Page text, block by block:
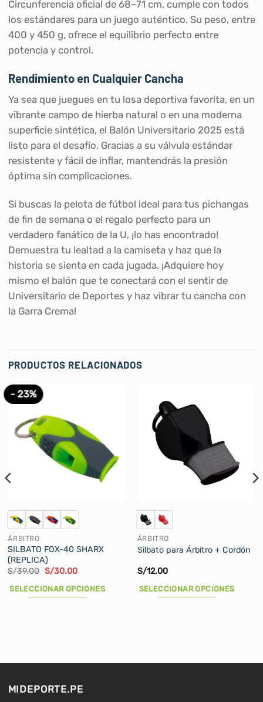
Circunferencia oficial de 68–71 cm, cumple con todos
los estándares para un juego auténtico. Su peso, entre
400 y 450 g, ofrece el equilibrio perfecto entre
potencia y control.
Rendimiento en Cualquier Cancha
Ya sea que juegues en tu losa deportiva favorita, en un
vibrante campo de hierba natural o en una moderna
superficie sintética, el Balón Universitario 2025 está
listo para el desafío. Gracias a su válvula estándar
resistente y fácil de inflar, mantendrás la presión
óptima sin complicaciones.
Si buscas la pelota de fútbol ideal para tus pichangas
de fin de semana o el regalo perfecto para un
verdadero fanático de la U, ¡lo has encontrado!
Demuestra tu lealtad a la camiseta y haz que la
historia se sienta en cada jugada. ¡Adquiere hoy
mismo el balón que te conectará con el sentir de
Universitario de Deportes y haz vibrar tu cancha con
la Garra Crema!
PRODUCTOS RELACIONADOS
- 23%
ÁRBITRO
SILBATO FOX-40 SHARX
(REPLICA)
S/39.00 El
original
era:
S/30.00El
actual
es:
SELECCIONAR OPCIONES
se
ÁRBITRO
Silbato para Árbitro + Cordón
S/12.00
SELECCIONAR OPCIONES
MIDEPORTE.PE